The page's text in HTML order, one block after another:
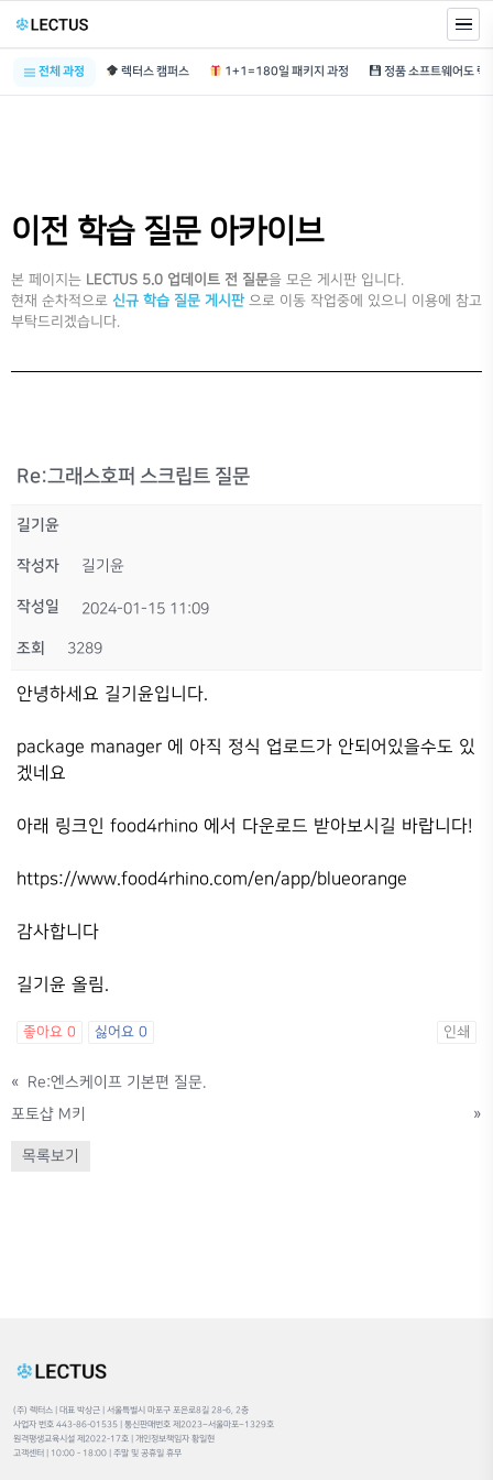
전체 과정 렉터스 캠퍼스 1+1=180일 패키지 과정
이전 학습 질문 아카이브
본 페이지는 LECTUS 5.0 업데이트 전 질문을 모은 게시판 입니다.
현재 순차적으로 신규 학습 질문 게시판 으로 이동 작업중에 있으니 이용에 참고
부탁드리겠습니다.
Re:그래스호퍼 스크립트 질문
길기윤
작성자 길기윤
작성일 2024-01-15 11:09
조회 3289
안녕하세요 길기윤입니다.
package manager 에 아직 정식 업로드가 안되어있을수도 있
겠네요
아래 링크인 food4rhino 에서 다운로드 받아보시길 바랍니다!
https://www.food4rhino.com/en/app/blueorange
감사합니다
길기윤 올림.
좋아요 0 싫어요 0 인쇄
« Re:엔스케이프 기본편 질문.
포토샵 M키
»
목록보기